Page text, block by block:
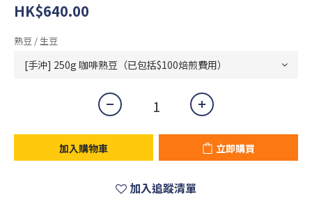
HK$640.00
熟豆 / 生豆
加入購物車 立即購買
加入追蹤清單